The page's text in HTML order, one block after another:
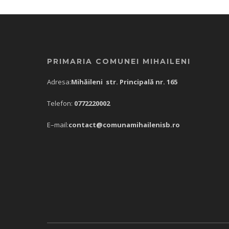
PRIMARIA COMUNEI MIHAILENI
Adresa:Mihăileni str. Principală nr. 165
Telefon: 0772220002
E–mail:contact@comunamihailenisb.ro